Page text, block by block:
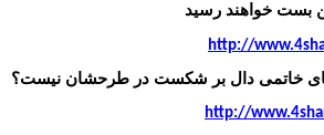
بست خواهند رسید
http://
خاتمی دال بر شکست در طرحشان نیست؟
http://